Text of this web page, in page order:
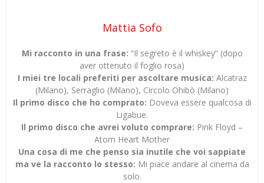
Mattia Sofo
Mi racconto in una frase: “Il segreto è il whiskey” (dopo
aver ottenuto il foglio rosa)
I miei tre locali preferiti per ascoltare musica: Alcatraz
(Milano), Serraglio (Milano), Circolo Ohibò (Milano)
Il primo disco che ho comprato: Doveva essere qualcosa di
Ligabue.
Il primo disco che avrei voluto comprare: Pink Floyd –
Atom Heart Mother
Una cosa di me che penso sia inutile che voi sappiate
ma ve la racconto lo stesso: Mi piace andare al cinema da
solo.